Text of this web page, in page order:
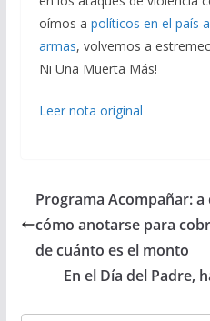
oímos a políticos en el país
armas, volvemos a
Ni Una Muerta Más!
Leer nota original
Programa Acompañar:
cómo anotarse para
de cuánto es el monto
En el Día del Padre,